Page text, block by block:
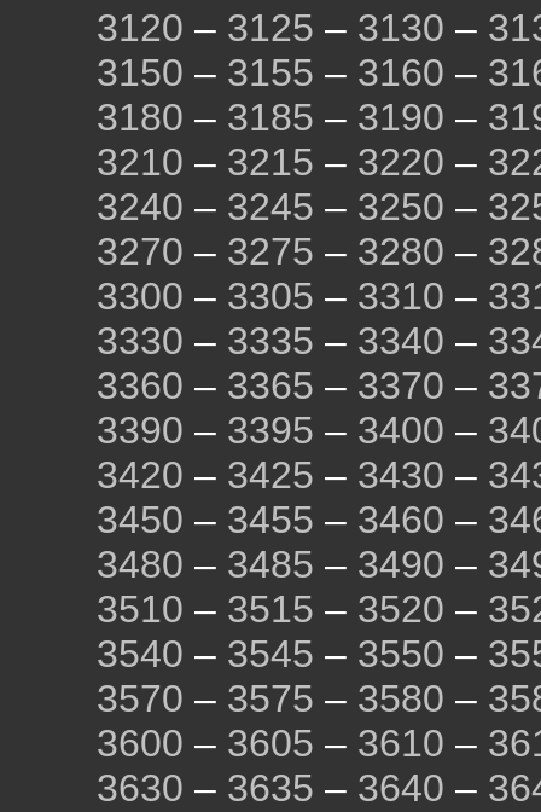
3120 – 3125 – 3130 –
3150 – 3155 – 3160 –
3180 – 3185 – 3190 –
3210 – 3215 – 3220 –
3240 – 3245 – 3250 –
3270 – 3275 – 3280 –
3300 – 3305 – 3310 –
3330 – 3335 – 3340 –
3360 – 3365 – 3370 –
3390 – 3395 – 3400 –
3420 – 3425 – 3430 –
3450 – 3455 – 3460 –
3480 – 3485 – 3490 –
3510 – 3515 – 3520 –
3540 – 3545 – 3550 –
3570 – 3575 – 3580 –
3600 – 3605 – 3610 –
3630 – 3635 – 3640 –